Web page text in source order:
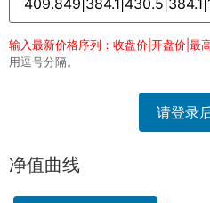
输入最新价格序列：收盘价|开盘价|最
用逗号分隔。
请登录
净值曲线